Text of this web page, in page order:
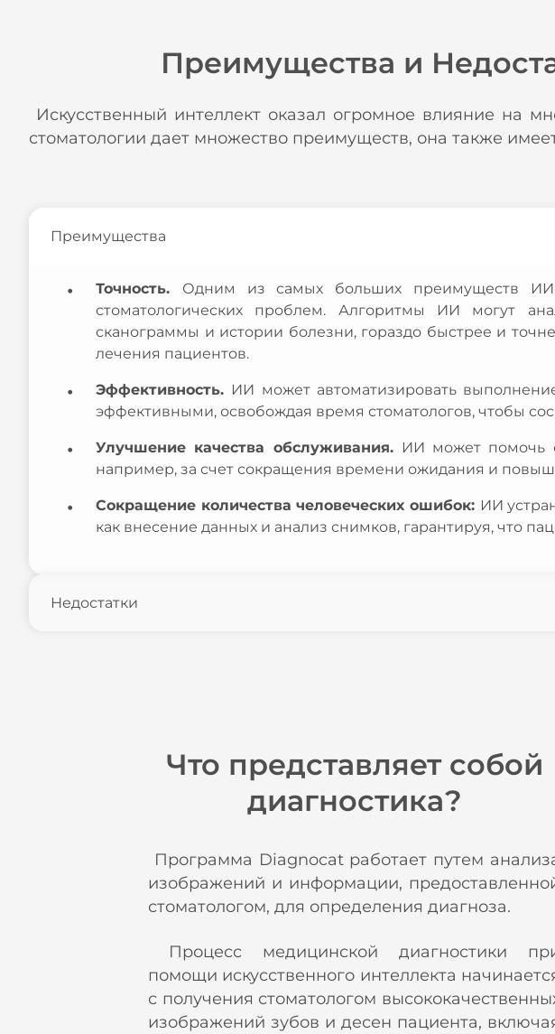
Преимущества и
Искусственный интеллект оказал огромное влияние на
стоматологии дает множество преимуществ, она также
Преимущества
Точность. Одним из самых больших преимуществ ИИ
стоматологических проблем. Алгоритмы ИИ могут
сканограммы и истории болезни, гораздо быстрее и
лечения пациентов.
Эффективность. ИИ может автоматизировать
эффективными, освобождая время стоматологов, чтобы
Улучшение качества обслуживания. ИИ может помочь
например, за счет сокращения времени ожидания и
Сокращение количества человеческих ошибок: ИИ
как внесение данных и анализ снимков, гарантируя, что
Недостатки
Что представляет собой
диагностика?
Программа Diagnocat работает путем
изображений и информации,
стоматологом, для определения диагноза.
Процесс медицинской диагностики
помощи искусственного интеллекта
с получения стоматологом
изображений зубов и десен пациента,